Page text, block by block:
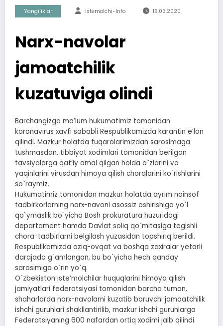
Yangiliklar Istemolchi-Info 16.03.2020
Narx-navolar
jamoatchilik
kuzatuviga olindi
Barchangizga maʼlum hukumatimiz tomonidan
koronavirus xavfi sababli Respublikamizda karantin eʼlon
qilindi. Mazkur holatda fuqarolarimizdan sarosimaga
tushmasdan, tibbiyot xodimlari tomonidan berilgan
tavsiyalarga qatʼiy amal qilgan holda o`zlarini va
yaqinlarini virusdan himoya qilish choralarini ko`rishlarini
so`raymiz.
Hukumatimiz tomonidan mazkur holatda ayrim noinsof
tadbirkorlarning narx-navoni asossiz oshirishiga yo`l
qo`ymaslik bo`yicha Bosh prokuratura huzuridagi
departament hamda Davlat soliq qo`mitasiga tegishli
chora-tadbirlarni belgilash yuzasidan topshiriq berildi.
Respublikamizda oziq-ovqat va boshqa zaxiralar yetarli
darajada g`amlangan, bu bo`yicha hech qanday
sarosimiga o`rin yo`q.
O`zbekiston isteʼmolchilar huquqlarini himoya qilish
jamiyatlari federatsiyasi tomonidan barcha tuman,
shaharlarda narx-navolarni kuzatib boruvchi jamoatchilik
ishchi guruhlari shakllantirilib, mazkur ishchi guruhlarga
Federatsiyaning 600 nafardan ortiq xodimi jalb qilindi.